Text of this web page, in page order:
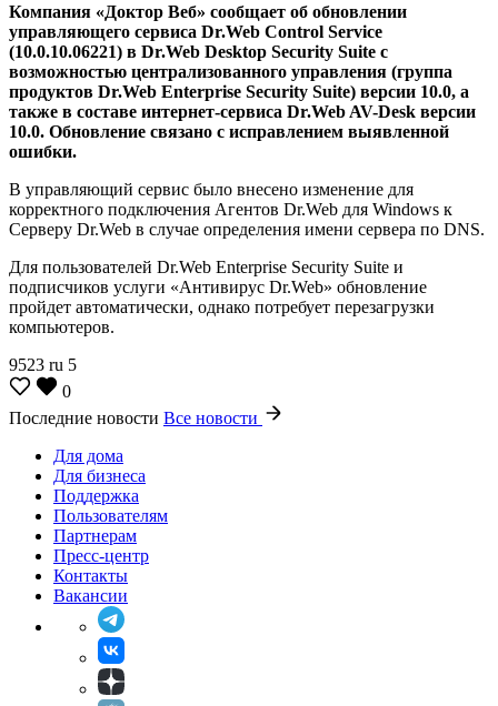
Компания «Доктор Веб» сообщает об обновлении
управляющего сервиса Dr.Web Control Service
(10.0.10.06221) в Dr.Web Desktop Security Suite с
возможностью централизованного управления (группа
продуктов Dr.Web Enterprise Security Suite) версии 10.0, а
также в составе интернет-сервиса Dr.Web AV-Desk версии
10.0. Обновление связано с исправлением выявленной
ошибки.
В управляющий сервис было внесено изменение для
корректного подключения Агентов Dr.Web для Windows к
Серверу Dr.Web в случае определения имени сервера по DNS.
Для пользователей Dr.Web Enterprise Security Suite и
подписчиков услуги «Антивирус Dr.Web» обновление
пройдет автоматически, однако потребует перезагрузки
компьютеров.
9523 ru 5
0
Последние новости Все новости
Для дома
Для бизнеса
Поддержка
Пользователям
Партнерам
Пресс-центр
Контакты
Вакансии